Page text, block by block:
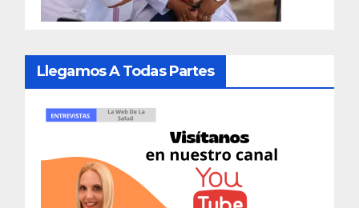
Llegamos A Todas Partes